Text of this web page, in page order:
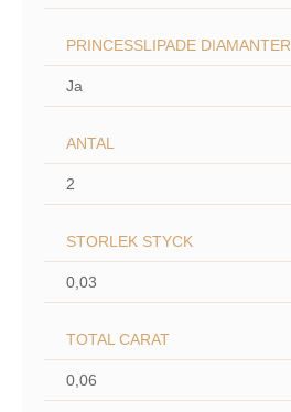
PRINCESSLIPADE DIAMANTER
Ja
ANTAL
2
STORLEK STYCK
0,03
TOTAL CARAT
0,06